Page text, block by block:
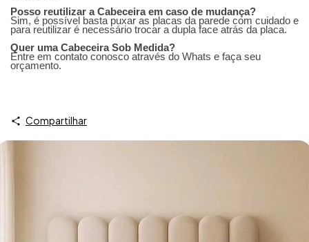
Posso reutilizar a Cabeceira em caso de mudança?
Sim, é possível basta puxar as placas da parede com cuidado e
para reutilizar é necessário trocar a dupla face atrás da placa.
Quer uma Cabeceira Sob Medida?
Entre em contato conosco através do Whats e faça seu
orçamento.
Compartilhar